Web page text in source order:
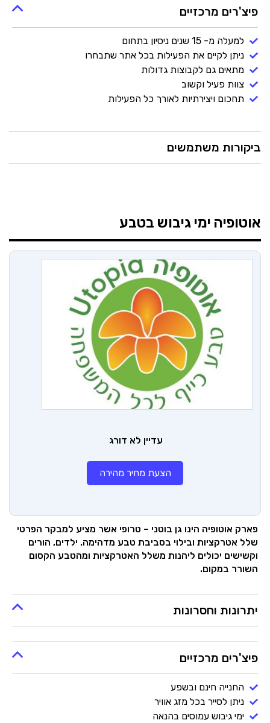
פיצ'רים מרכזיים
למעלה מ- 15 שנים ניסיון בתחום
ניתן לקיים את הפעילות בכל אתר שתבחרו
מתאים גם לקבוצות גדולות
צוות פעיל וקשוב
תחכום ויצירתיות לאורך כל הפעילות
ביקורות משתמשים
אוטופיה ימי גיבוש בטבע
עדיין לא דורג
הצעת מחיר מהירה
פארק אוטופיה הינו גן בוטני – טרופי אשר מציע למבקר הפרטי
שלל אטרקציות ובילוי בסביבת טבע מדהימה. ילדים, הורים
וקשישים יכולים ליהנות משלל האטרקציות ומהטבע הקסום
השורר במקום.
יתרונות וחסרונות
פיצ'רים מרכזיים
החנייה חינם ובשפע
ניתן לסייר בכל מזג אוויר
ימי גיבוש עמוסים בהנאה